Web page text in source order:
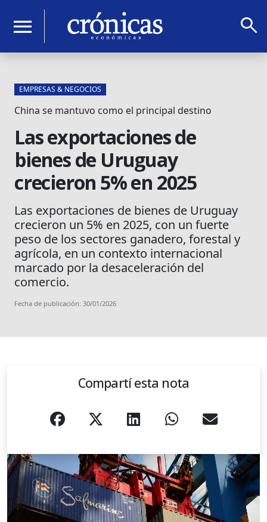
menu search
EMPRESAS & NEGOCIOS
China se mantuvo como el principal destino
Las exportaciones de
bienes de Uruguay
crecieron 5% en 2025
Las exportaciones de bienes de Uruguay
crecieron un 5% en 2025, con un fuerte
peso de los sectores ganadero, forestal y
agrícola, en un contexto internacional
marcado por la desaceleración del
comercio.
Fecha de publicación: 30/01/2026
Compartí esta nota